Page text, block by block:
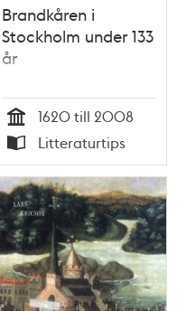
Brandkåren i
Stockholm under 133
år
Tid
1620 till 2008
Typ
Litteraturtips